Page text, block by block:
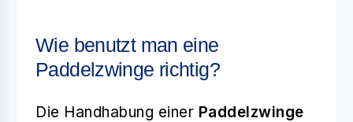
Wie benutzt man eine
Paddelzwinge richtig?
Die Handhabung einer Paddelzwinge